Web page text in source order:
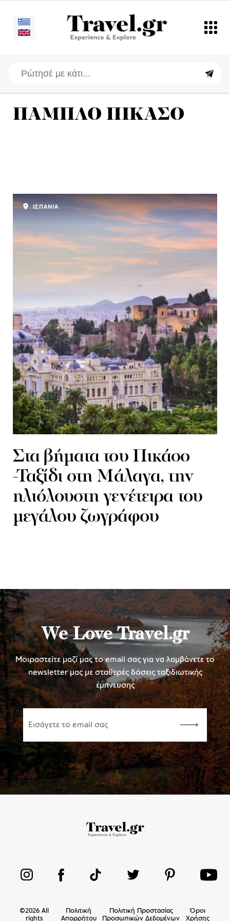
ΠΑΜΠΛΟ ΠΙΚΑΣΟ
Στα βήματα του Πικάσο
-Ταξίδι στη Μάλαγα, την
ηλιόλουστη γενέτειρα του
μεγάλου ζωγράφου
ΙΣΠΑΝΙΑ
We Love Travel.gr
Μοιραστείτε μαζί μας το email σας για να λαμβάνετε το
newsletter μας με σταθερές δόσεις ταξιδιωτικής
έμπνευσης
©2026 All
rights
Πολιτική
Απορρήτου
Πολιτική Προστασίας
Προσωπικών Δεδομένων
Όροι
Χρήσης